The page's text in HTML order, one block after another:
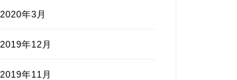
2020年3月
2019年12月
2019年11月